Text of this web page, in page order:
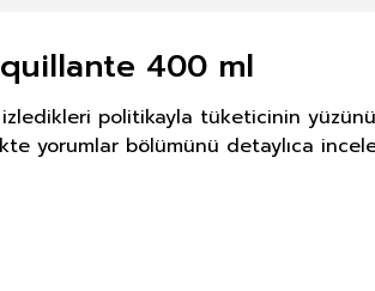
400 ml
izledikleri politikayla tüketicinin
yorumlar bölümünü detaylıca